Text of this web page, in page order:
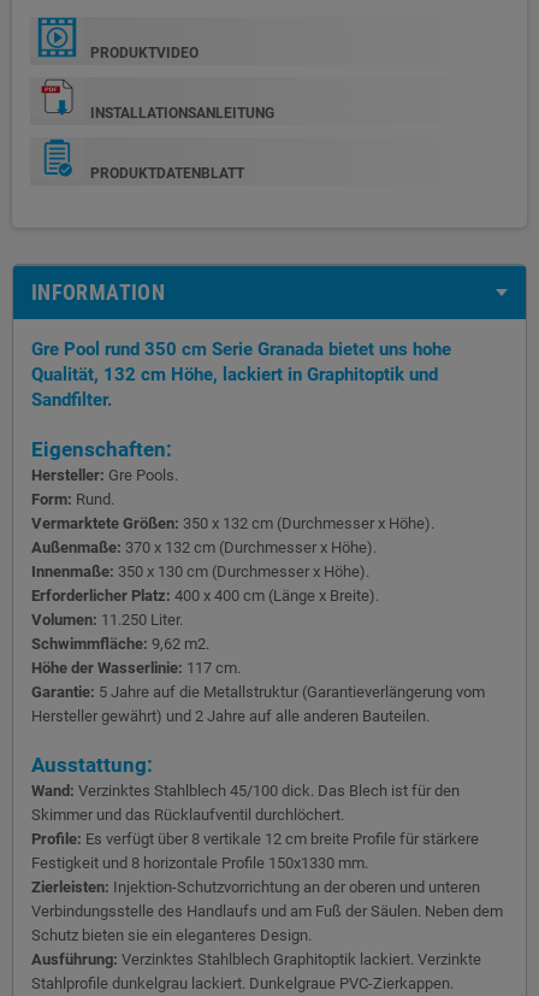
PRODUKTVIDEO
INSTALLATIONSANLEITUNG
PRODUKTDATENBLATT
INFORMATION
Gre Pool rund 350 cm Serie Granada bietet uns hohe
Qualität, 132 cm Höhe, lackiert in Graphitoptik und
Sandfilter.
Eigenschaften:
Hersteller: Gre Pools.
Form: Rund.
Vermarktete Größen: 350 x 132 cm (Durchmesser x Höhe).
Außenmaße: 370 x 132 cm (Durchmesser x Höhe).
Innenmaße: 350 x 130 cm (Durchmesser x Höhe).
Erforderlicher Platz: 400 x 400 cm (Länge x Breite).
Volumen: 11.250 Liter.
Schwimmfläche: 9,62 m2.
Höhe der Wasserlinie: 117 cm.
Garantie: 5 Jahre auf die Metallstruktur (Garantieverlängerung vom
Hersteller gewährt) und 2 Jahre auf alle anderen Bauteilen.
Ausstattung:
Wand: Verzinktes Stahlblech 45/100 dick. Das Blech ist für den
Skimmer und das Rücklaufventil durchlöchert.
Profile: Es verfügt über 8 vertikale 12 cm breite Profile für stärkere
Festigkeit und 8 horizontale Profile 150x1330 mm.
Zierleisten: Injektion-Schutzvorrichtung an der oberen und unteren
Verbindungsstelle des Handlaufs und am Fuß der Säulen. Neben dem
Schutz bieten sie ein eleganteres Design.
Ausführung: Verzinktes Stahlblech Graphitoptik lackiert. Verzinkte
Stahlprofile dunkelgrau lackiert. Dunkelgraue PVC-Zierkappen.